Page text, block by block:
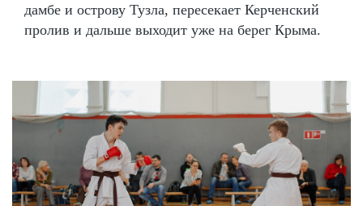
дамбе и острову Тузла, пересекает Керченский
пролив и дальше выходит уже на берег Крыма.